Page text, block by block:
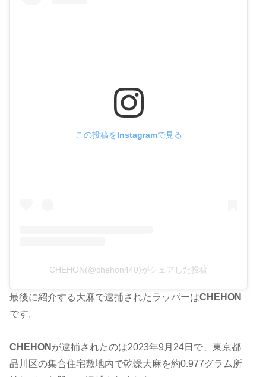
この投稿をInstagramで見る
CHEHON(@chehon440)がシェアした投稿
最後に紹介する大麻で逮捕されたラッパーはCHEHON
です。
CHEHON が逮捕されたのは2023年9月24日で、東京都
品川区の集合住宅敷地内で乾燥大麻を約0.977グラム所